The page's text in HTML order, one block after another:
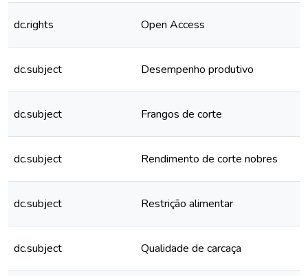
dc.rights Open Access
dc.subject Desempenho produtivo
dc.subject Frangos de corte
dc.subject Rendimento de corte nobres
dc.subject Restrição alimentar
dc.subject Qualidade de carcaça